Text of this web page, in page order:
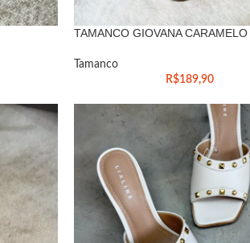
TAMANCO GIOVANA CARAMELO
Tamanco
R$189,90